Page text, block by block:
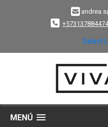
+573137884474
Select
MENÚ